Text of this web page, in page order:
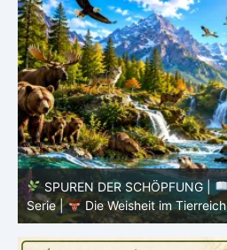
SPUREN DER SCHÖPFUNG |
Serie |
Die Weisheit im Tierreich